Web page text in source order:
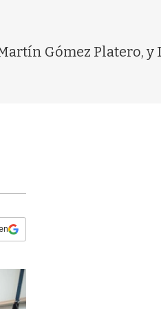
Gómez Platero, y